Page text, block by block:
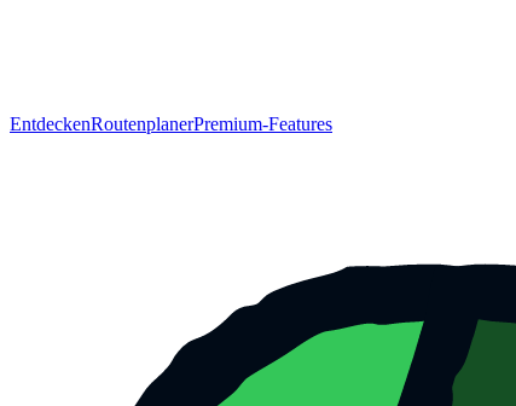
EntdeckenRoutenplanerPremium-Features